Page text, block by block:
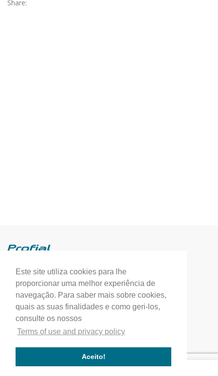
Este site utiliza cookies para lhe
proporcionar uma melhor experiência de
navegação. Para saber mais sobre cookies,
quais as suas finalidades e como geri-los,
consulte os nossos
Terms of use and privacy policy
Aceito!
Share:
Profial, Profissionais de Alumínio, S.A.
(+351) 249 549 090
correio.geral@profial.pt
Home